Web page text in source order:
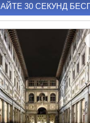
30 СЕКУНД